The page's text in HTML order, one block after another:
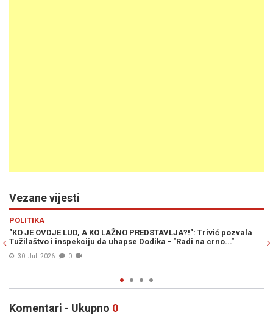
Vezane vijesti
POLITIKA
SNSD UNAZADIO EKONOMIJU U DIJELU BiH: Jelena Trivić
šokantne podatke o padu investicija i stanju privrede RS
22. Jul. 2026
Komentari - Ukupno 0